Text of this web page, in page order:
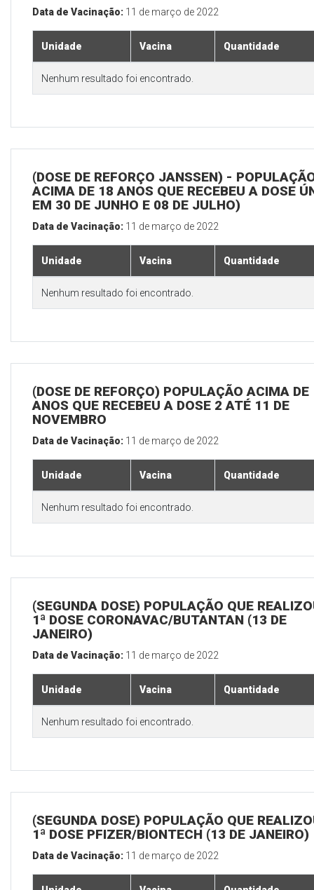
Data de Vacinação: 11 de março de 2022
Unidade Vacina Quantidade
Nenhum resultado foi encontrado.
(DOSE DE REFORÇO JANSSEN) -
ACIMA DE 18 ANOS QUE RECEBEU A DOSE
EM 30 DE JUNHO E 08 DE JULHO)
Data de Vacinação: 11 de março de 2022
Unidade Vacina Quantidade
Nenhum resultado foi encontrado.
(DOSE DE REFORÇO) POPULAÇÃO ACIMA DE
ANOS QUE RECEBEU A DOSE 2 ATÉ 11 DE
NOVEMBRO
Data de Vacinação: 11 de março de 2022
Unidade Vacina Quantidade
Nenhum resultado foi encontrado.
(SEGUNDA DOSE) POPULAÇÃO QUE
1ª DOSE CORONAVAC/BUTANTAN (13 DE
JANEIRO)
Data de Vacinação: 11 de março de 2022
Unidade Vacina Quantidade
Nenhum resultado foi encontrado.
(SEGUNDA DOSE) POPULAÇÃO QUE
1ª DOSE PFIZER/BIONTECH (13 DE JANEIRO)
Data de Vacinação: 11 de março de 2022